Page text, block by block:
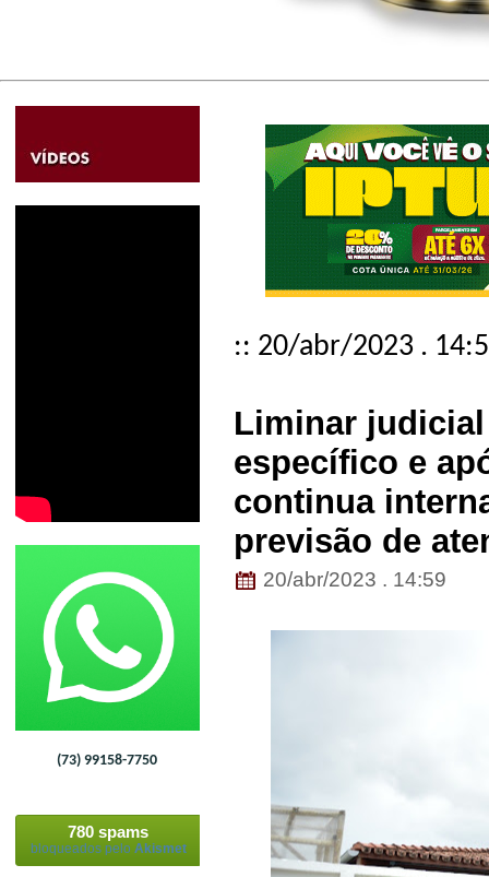
(73) 99158-7750
780 spams
bloqueados pelo Akismet
:: 20/abr/2023 .
Liminar
específico e
continua
previsão de
20/abr/2023 . 14:59